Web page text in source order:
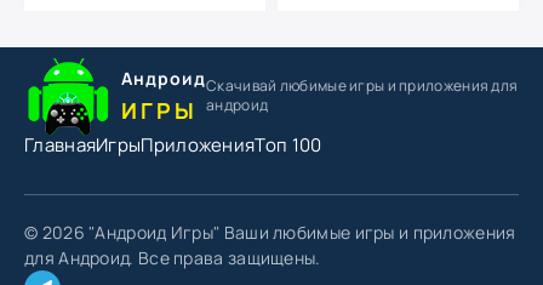
Андроид
ИГРЫ
Скачивай любимые игрыи приложения для
андроид
ГлавнаяИгрыПриложенияТоп 100
© 2026 "Андроид Игры" Ваши любимые игры и приложения
для Андроид. Все права защищены.